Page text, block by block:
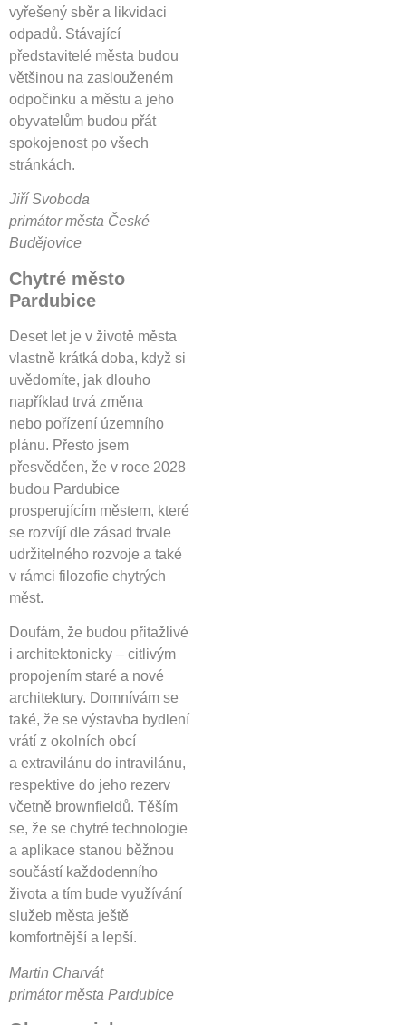
vyřešený sběr a likvidaci
odpadů. Stávající
představitelé města budou
většinou na zaslouženém
odpočinku a městu a jeho
obyvatelům budou přát
spokojenost po všech
stránkách.
Jiří Svoboda
primátor města České
Budějovice
Chytré město
Pardubice
Deset let je v životě města
vlastně krátká doba, když si
uvědomíte, jak dlouho
například trvá změna
nebo pořízení územního
plánu. Přesto jsem
přesvědčen, že v roce 2028
budou Pardubice
prosperujícím městem, které
se rozvíjí dle zásad trvale
udržitelného rozvoje a také
v rámci filozofie chytrých
měst.
Doufám, že budou přitažlivé
i architektonicky – citlivým
propojením staré a nové
architektury. Domnívám se
také, že se výstavba bydlení
vrátí z okolních obcí
a extravilánu do intravilánu,
respektive do jeho rezerv
včetně brownfieldů. Těším
se, že se chytré technologie
a aplikace stanou běžnou
součástí každodenního
života a tím bude využívání
služeb města ještě
komfortnější a lepší.
Martin Charvát
primátor města Pardubice